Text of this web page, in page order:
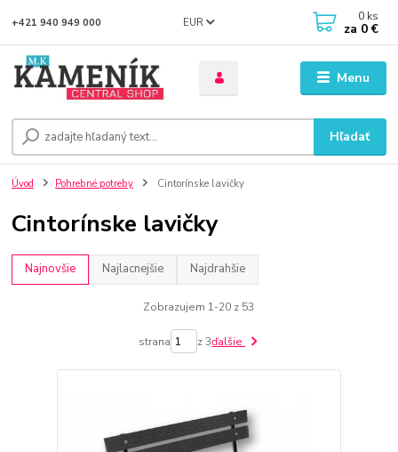
Menu
EUR
Hľadať
+421 940 949 000 0 ks
za 0 €
Úvod Pohrebné potreby Cintorínske lavičky
Cintorínske lavičky
Najnovšie Najlacnejšie Najdrahšie
Zobrazujem 1-20 z 53
strana z 3ďalšie